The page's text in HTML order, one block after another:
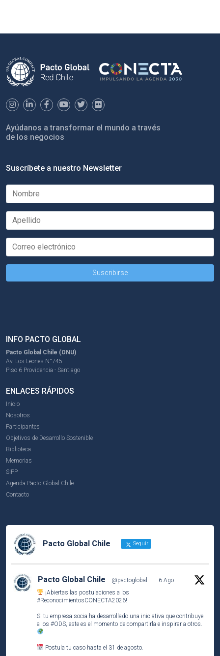
Ayúdanos a transformar el mundo a través
de los negocios
Suscríbete a nuestro Newsletter
INFO PACTO GLOBAL
Pacto Global Chile (ONU)
Av. Los Leones N°745
Piso 6 Providencia - Santiago
ENLACES RÁPIDOS
Inicio
Nosotros
Participantes
Objetivos de Desarrollo Sostenible
Biblioteca
Memorias
SIPP
Agenda Pacto Global Chile
Contacto
Pacto Global Chile Seguir
Pacto Global Chile @pactoglobal ·
6 Ago
¡Abiertas las postulaciones a los
#ReconocimientosCONECTA2026!
Si tu empresa socia ha desarrollado una iniciativa que contribuye
a los #ODS , este es el momento de compartirla e inspirar a otros.
Postula tu caso hasta el 31 de agosto.